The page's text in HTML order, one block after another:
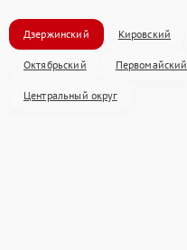
Дзержинский Кировский
Октябрьский Первомайский
Центральный округ